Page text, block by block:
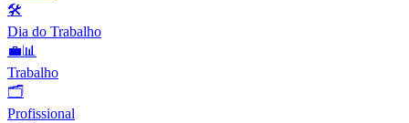
🛠
Dia do Trabalho
💼📊
Trabalho
🗂
Profissional